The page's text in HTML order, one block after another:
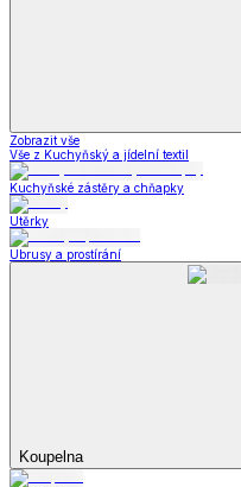
Zobrazit vše
Vše z Kuchyňský a jídelní textil
Kuchyňské zástěry a chňapky
Utěrky
Ubrusy a prostírání
Koupelna